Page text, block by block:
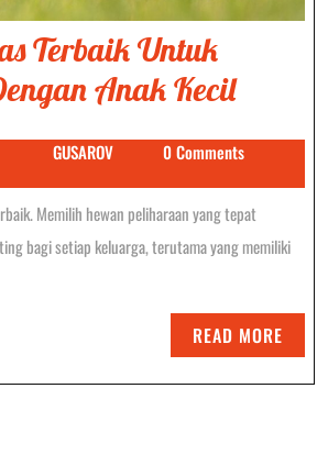
Terbaik Untuk
Anak Kecil5
Ras
Untuk
Anak
GUSAROVGUSAROV0 Comments
Memilih hewan peliharaan yang tepat
bagi setiap keluarga, terutama yang memiliki
READ MORE
MORE